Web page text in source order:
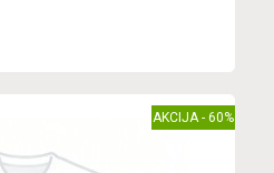
AKCIJA - 60%